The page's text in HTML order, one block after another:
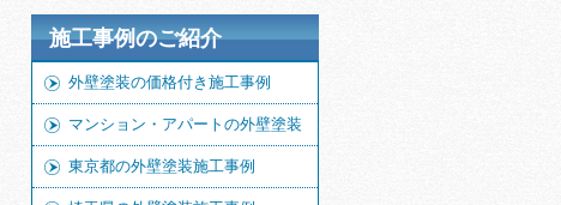
施工事例のご紹介
外壁塗装の価格付き施工事例
マンション・アパートの外壁塗装
東京都の外壁塗装施工事例